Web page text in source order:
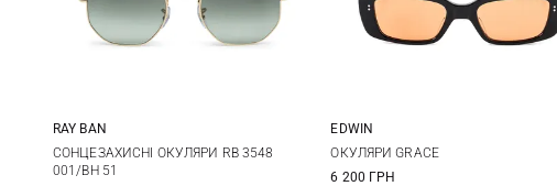
One size
RAY BAN
СОНЦЕЗАХИСНІ ОКУЛЯРИ RB 3548
001/BH 51
One size
EDWIN
ОКУЛЯРИ GRACE
6 200 ГРН